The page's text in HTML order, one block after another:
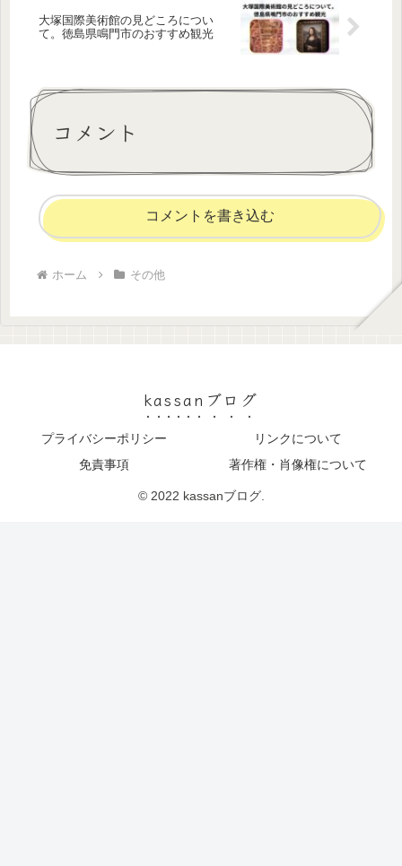
大塚国際美術館の見どころについ
て。徳島県鳴門市のおすすめ観光
コメント
コメントを書き込む
ホーム その他
kassanブログ
プライバシーポリシー
リンクについて
免責事項
著作権・肖像権について
© 2022 kassanブログ.